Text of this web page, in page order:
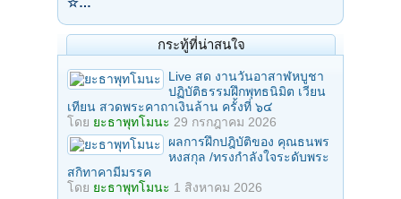
☆…
กระทู้ที่น่าสนใจ
Live สด งานวันอาสาฬหบูชา
ปฏิบัติธรรมฝึกพุทธนิมิต เวียน
เทียน สวดพระคาถาเงินล้าน ครั้งที่ ๖๔
โดย ยะธาพุทโมนะ 29 กรกฎาคม 2026
ผลการฝึกปฎิบัติของ คุณธนพร
หงสกุล /ทรงกำลังใจระดับพระ
สกิทาคามีมรรค
โดย ยะธาพุทโมนะ 1 สิงหาคม 2026